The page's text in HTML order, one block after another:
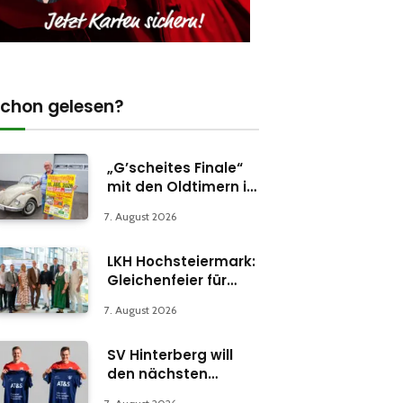
gelesen?
„G’scheites Finale“
mit den Oldtimern in
7. August 2026
LKH Hochsteiermark:
Gleichenfeier für
Abteilung in Bruck
7. August 2026
SV Hinterberg will
den nächsten